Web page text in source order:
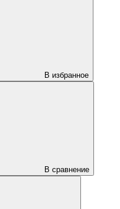
В избранное
В сравнение